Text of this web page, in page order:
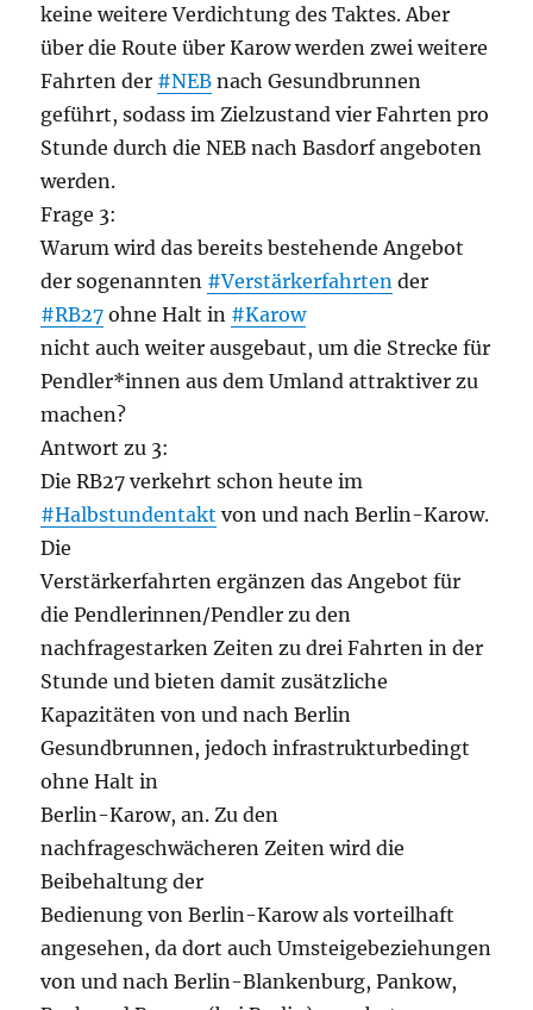
keine weitere Verdichtung des Taktes. Aber
über die Route über Karow werden zwei weitere
Fahrten der #NEB nach Gesundbrunnen
geführt, sodass im Zielzustand vier Fahrten pro
Stunde durch die NEB nach Basdorf angeboten
werden.
Frage 3:
Warum wird das bereits bestehende Angebot
der sogenannten #Verstärkerfahrten der
#RB27 ohne Halt in #Karow
nicht auch weiter ausgebaut, um die Strecke für
Pendler*innen aus dem Umland attraktiver zu
machen?
Antwort zu 3:
Die RB27 verkehrt schon heute im
#Halbstundentakt von und nach Berlin-Karow.
Die
Verstärkerfahrten ergänzen das Angebot für
die Pendlerinnen/Pendler zu den
nachfragestarken Zeiten zu drei Fahrten in der
Stunde und bieten damit zusätzliche
Kapazitäten von und nach Berlin
Gesundbrunnen, jedoch infrastrukturbedingt
ohne Halt in
Berlin-Karow, an. Zu den
nachfrageschwächeren Zeiten wird die
Beibehaltung der
Bedienung von Berlin-Karow als vorteilhaft
angesehen, da dort auch Umsteigebeziehungen
von und nach Berlin-Blankenburg, Pankow,